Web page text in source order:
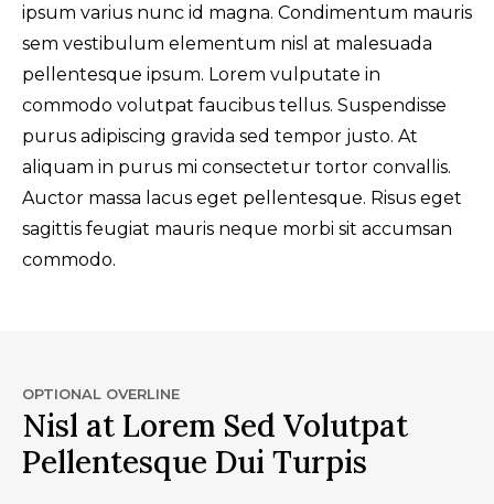
ipsum varius nunc id magna. Condimentum mauris
sem vestibulum elementum nisl at malesuada
pellentesque ipsum. Lorem vulputate in
commodo volutpat faucibus tellus. Suspendisse
purus adipiscing gravida sed tempor justo. At
aliquam in purus mi consectetur tortor convallis.
Auctor massa lacus eget pellentesque. Risus eget
sagittis feugiat mauris neque morbi sit accumsan
commodo.
OPTIONAL OVERLINE
Nisl at Lorem Sed Volutpat
Pellentesque Dui Turpis